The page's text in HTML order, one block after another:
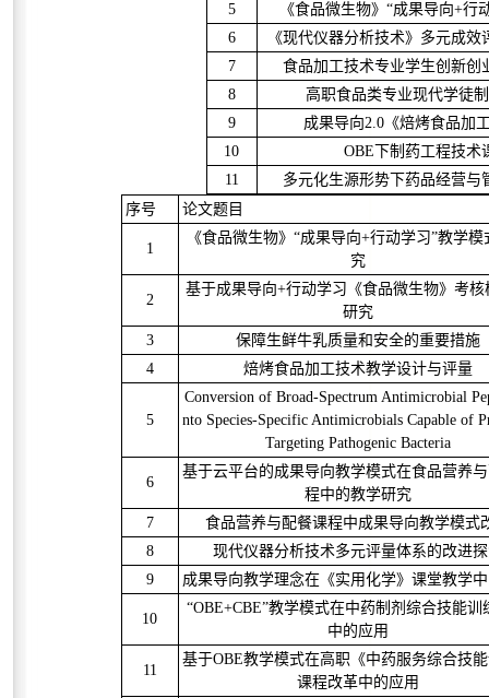
5
《食品微生物》“成果导向+
6
《现代仪器分析技术》多元成
7
食品加工技术专业学生创新创
8
高职食品类专业现代学徒
9
成果导向2.0《焙烤食品加
10
OBE下制药工程技术
11
多元化生源形势下药品经营
序号
论文题目
1
《食品微生物》“成果导向+行动学习”教学模
究
2
基于成果导向+行动学习《食品微生物》考核
研究
3
保障生鲜牛乳质量和安全的重要措施
4
焙烤食品加工技术教学设计与评量
5
Conversion of Broad-Spectrum Antimicrobial
nto Species-Specific Antimicrobials Capable of
Targeting Pathogenic Bacteria
6
基于云平台的成果导向教学模式在食品营养
程中的教学研究
7
食品营养与配餐课程中成果导向教学模式
8
现代仪器分析技术多元评量体系的改进
9
成果导向教学理念在《实用化学》课堂教学
10
“OBE+CBE”教学模式在中药制剂综合技能训
中的应用
11
基于OBE教学模式在高职《中药服务综合技
课程改革中的应用